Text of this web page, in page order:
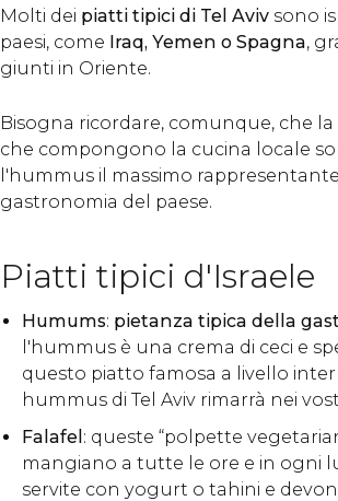
Molti dei piatti tipici di Tel Aviv sono
paesi, come Iraq, Yemen o Spagna,
giunti in Oriente.
Bisogna ricordare, comunque, che
che compongono la cucina locale
l'hummus il massimo
gastronomia del paese.
Piatti tipici d'Israele
Humums: pietanza tipica della
l'hummus è una crema di ceci e
questo piatto famosa a livello
hummus di Tel Aviv rimarrà nei
Falafel : queste “polpette
mangiano a tutte le ore e in ogni
servite con yogurt o tahini e